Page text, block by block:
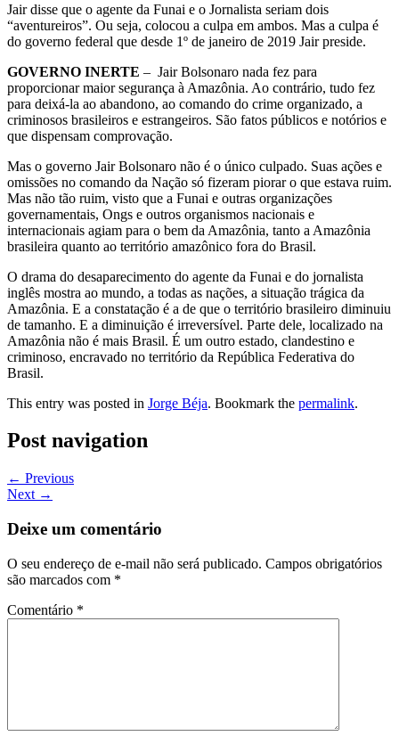
Jair disse que o agente da Funai e o Jornalista seriam dois
“aventureiros”. Ou seja, colocou a culpa em ambos. Mas a culpa é
do governo federal que desde 1º de janeiro de 2019 Jair preside.
GOVERNO INERTE – Jair Bolsonaro nada fez para
proporcionar maior segurança à Amazônia. Ao contrário, tudo fez
para deixá-la ao abandono, ao comando do crime organizado, a
criminosos brasileiros e estrangeiros. São fatos públicos e notórios e
que dispensam comprovação.
Mas o governo Jair Bolsonaro não é o único culpado. Suas ações e
omissões no comando da Nação só fizeram piorar o que estava ruim.
Mas não tão ruim, visto que a Funai e outras organizações
governamentais, Ongs e outros organismos nacionais e
internacionais agiam para o bem da Amazônia, tanto a Amazônia
brasileira quanto ao território amazônico fora do Brasil.
O drama do desaparecimento do agente da Funai e do jornalista
inglês mostra ao mundo, a todas as nações, a situação trágica da
Amazônia. E a constatação é a de que o território brasileiro diminuiu
de tamanho. E a diminuição é irreversível. Parte dele, localizado na
Amazônia não é mais Brasil. É um outro estado, clandestino e
criminoso, encravado no território da República Federativa do
Brasil.
This entry was posted in Jorge Béja. Bookmark the permalink.
Post navigation
← Previous
Next →
Deixe um comentário
O seu endereço de e-mail não será publicado. Campos obrigatórios
são marcados com *
Comentário *